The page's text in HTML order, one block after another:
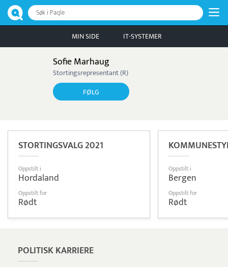
Søk i Paqle
MIN SIDE IT-SYSTEMER
Sofie Marhaug
Stortingsrepresentant (R)
FØLG
STORTINGSVALG 2021
Oppstilt i
Hordaland
Oppstilt for
Rødt
Oppstilt i
Bergen
Oppstilt for
Rødt
POLITISK KARRIERE